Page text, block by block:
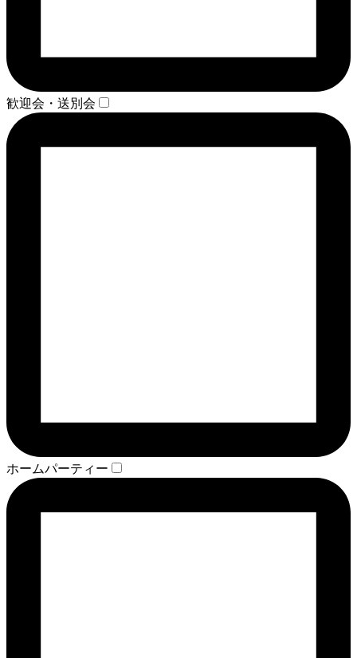
歓迎会・送別会
ホームパーティー